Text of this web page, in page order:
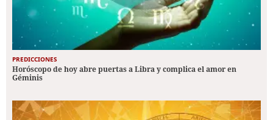
PREDICCIONES
Horóscopo de hoy abre puertas a Libra y complica el amor en
Géminis